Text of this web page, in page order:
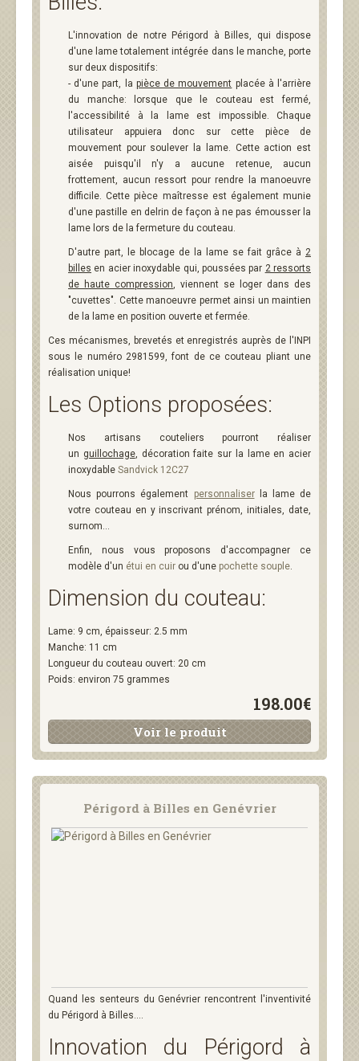
L'innovation de notre Périgord à Billes, qui dispose
d'une lame totalement intégrée dans le manche, porte
sur deux dispositifs:
- d'une part, la pièce de mouvement placée à l'arrière
du manche: lorsque que le couteau est fermé,
l'accessibilité à la lame est impossible. Chaque
utilisateur appuiera donc sur cette pièce de
mouvement pour soulever la lame. Cette action est
aisée puisqu'il n'y a aucune retenue, aucun
frottement, aucun ressort pour rendre la manoeuvre
difficile. Cette pièce maîtresse est également munie
d'une pastille en delrin de façon à ne pas émousser la
lame lors de la fermeture du couteau.
D'autre part, le blocage de la lame se fait grâce à 2
billes en acier inoxydable qui, poussées par 2 ressorts
de haute compression, viennent se loger dans des
"cuvettes". Cette manoeuvre permet ainsi un maintien
de la lame en position ouverte et fermée.
Ces mécanismes, brevetés et enregistrés auprès de l'INPI
sous le numéro 2981599, font de ce couteau pliant une
réalisation unique!
Les Options proposées:
Nos artisans couteliers pourront réaliser
un guillochage, décoration faite sur la lame en acier
inoxydable Sandvick 12C27
Nous pourrons également personnaliserla lame de
votre couteau en y inscrivant prénom, initiales, date,
surnom...
Enfin, nous vous proposons d'accompagner ce
modèle d'un étui en cuir ou d'une pochette souple.
Dimension du couteau:
Lame: 9 cm, épaisseur: 2.5 mm
Manche: 11 cm
Longueur du couteau ouvert: 20 cm
Poids: environ 75 grammes
198.00€
Voir le produit
Périgord à Billes en Genévrier
Quand les senteurs du Genévrier rencontrent l'inventivité
du Périgord à Billes....
Innovation du Périgord à